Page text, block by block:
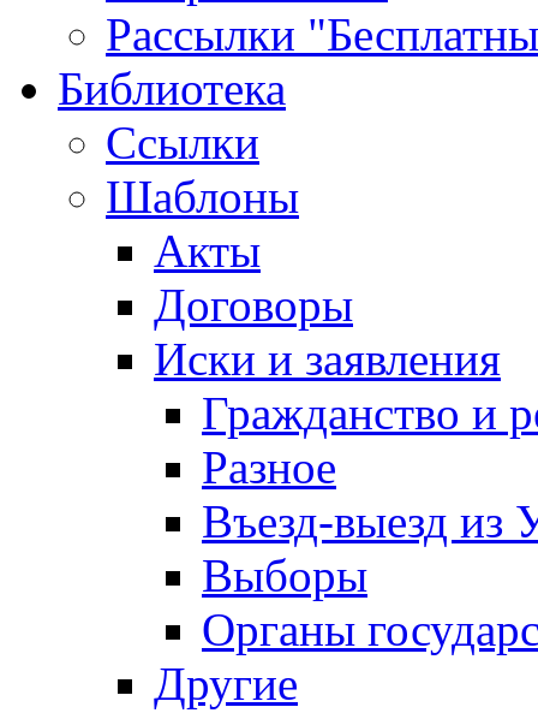
Рассылки
Библиотека
Ссылки
Шаблоны
Акты
Договоры
Иски и заявления
Гражданство и
Разное
Въезд-выезд из
Выборы
Органы
Другие